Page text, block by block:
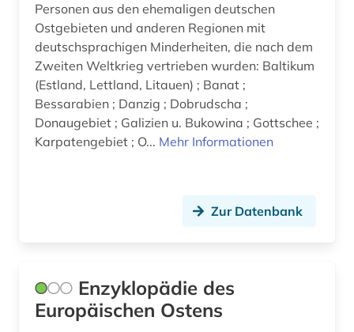
Personen aus den ehemaligen deutschen
Ostgebieten und anderen Regionen mit
deutschsprachigen Minderheiten, die nach dem
Zweiten Weltkrieg vertrieben wurden: Baltikum
(Estland, Lettland, Litauen) ; Banat ;
Bessarabien ; Danzig ; Dobrudscha ;
Donaugebiet ; Galizien u. Bukowina ; Gottschee ;
Karpatengebiet ; O... Mehr Informationen
Zur Datenbank
Enzyklopädie des
Europäischen Ostens